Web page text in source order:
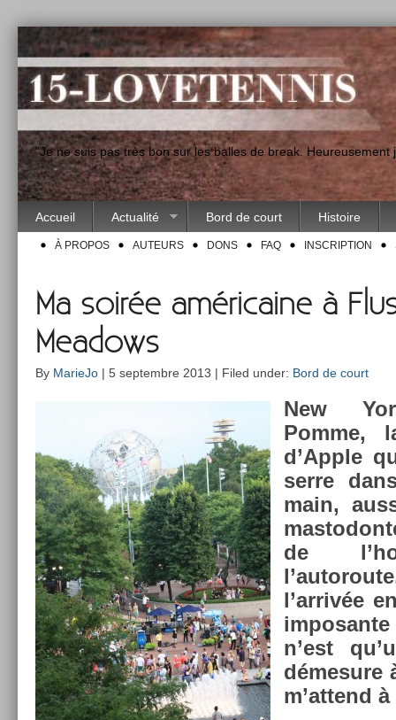
"Je ne suis pas très bon sur les balles de break.
Accueil Actualité Bord de court Histoire
À PROPOS AUTEURS DONS FAQ INSCRIPTION
Ma soirée américaine à
Meadows
By MarieJo | 5 septembre 2013 | Filed under: Bord de court
New
Pomme,
d’Apple
serre
main,
de
l’arrivée
n’est
démesure
m’at­tend